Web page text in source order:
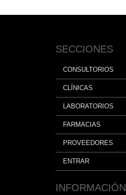
SECCIONES
CONSULTORIOS
CLÍNICAS
LABORATORIOS
FARMACIAS
PROVEEDORES
ENTRAR
INFORMACIÓN